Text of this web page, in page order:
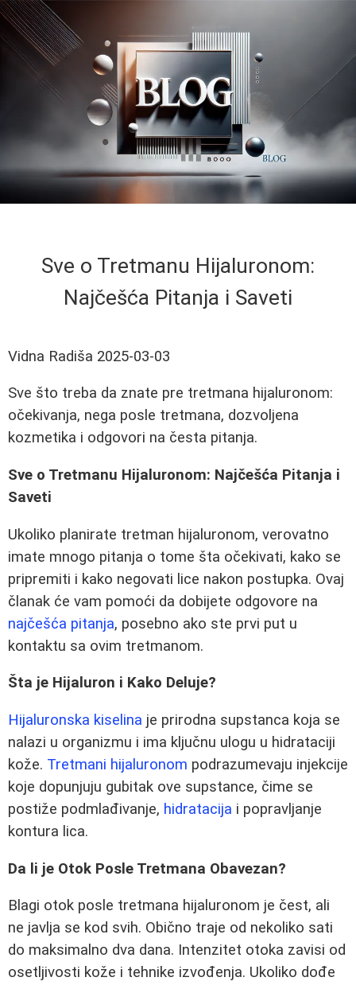
Sve o Tretmanu Hijaluronom:
Najčešća Pitanja i Saveti
Vidna Radiša 2025-03-03
Sve što treba da znate pre tretmana hijaluronom:
očekivanja, nega posle tretmana, dozvoljena
kozmetika i odgovori na česta pitanja.
Sve o Tretmanu Hijaluronom: Najčešća Pitanja i
Saveti
Ukoliko planirate tretman hijaluronom, verovatno
imate mnogo pitanja o tome šta očekivati, kako se
pripremiti i kako negovati lice nakon postupka. Ovaj
članak će vam pomoći da dobijete odgovore na
najčešća pitanja, posebno ako ste prvi put u
kontaktu sa ovim tretmanom.
Šta je Hijaluron i Kako Deluje?
Hijaluronska kiselina je prirodna supstanca koja se
nalazi u organizmu i ima ključnu ulogu u hidrataciji
kože. Tretmani hijaluronom podrazumevaju injekcije
koje dopunjuju gubitak ove supstance, čime se
postiže podmlađivanje, hidratacija i popravljanje
kontura lica.
Da li je Otok Posle Tretmana Obavezan?
Blagi otok posle tretmana hijaluronom je čest, ali
ne javlja se kod svih. Obično traje od nekoliko sati
do maksimalno dva dana. Intenzitet otoka zavisi od
osetljivosti kože i tehnike izvođenja. Ukoliko dođe